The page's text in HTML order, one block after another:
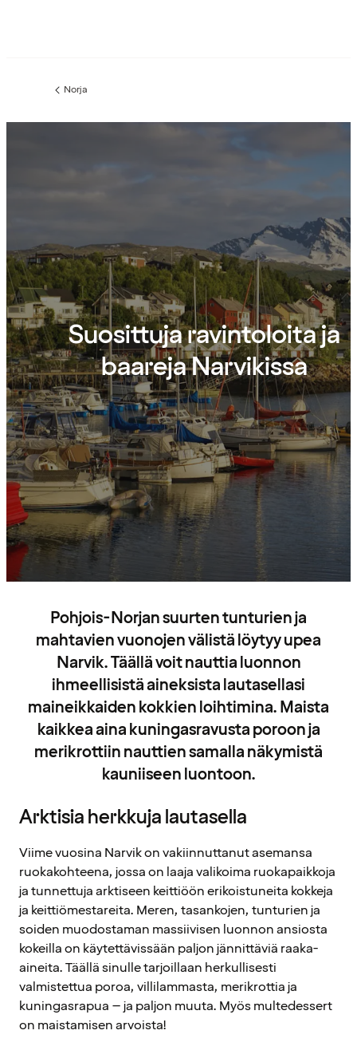
Edellinen
Norja
Suosittuja ravintoloita ja
baareja Narvikissa
Pohjois-Norjan suurten tunturien ja
mahtavien vuonojen välistä löytyy upea
Narvik. Täällä voit nauttia luonnon
ihmeellisistä aineksista lautasellasi
maineikkaiden kokkien loihtimina. Maista
kaikkea aina kuningasravusta poroon ja
merikrottiin nauttien samalla näkymistä
kauniiseen luontoon.
Arktisia herkkuja lautasella
Viime vuosina Narvik on vakiinnuttanut asemansa
ruokakohteena, jossa on laaja valikoima ruokapaikkoja
ja tunnettuja arktiseen keittiöön erikoistuneita kokkeja
ja keittiömestareita. Meren, tasankojen, tunturien ja
soiden muodostaman massiivisen luonnon ansiosta
kokeilla on käytettävissään paljon jännittäviä raaka-
aineita. Täällä sinulle tarjoillaan herkullisesti
valmistettua poroa, villilammasta, merikrottia ja
kuningasrapua – ja paljon muuta. Myös multedessert
on maistamisen arvoista!